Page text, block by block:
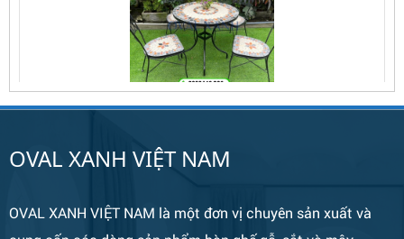
Bàn Ghế 134
OVAL XANH VIỆT NAM
OVAL XANH VIỆT NAM là một đơn vị chuyên sản xuất và